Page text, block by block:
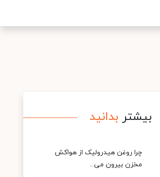
بیشتر بدانید
چرا روغن هیدرولیک از هواکش
مخزن بیرون می...